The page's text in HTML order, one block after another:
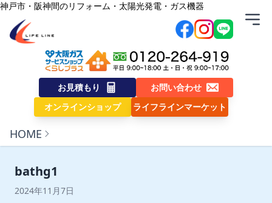
内容をスキップ
神戸市・阪神間のリフォーム・太陽光発電・ガス機器
株式会社ライフライン
お見積もり
お問い合わせ
オンラインショップ
ライフラインマーケット
HOME
bathg1
2024年11月7日